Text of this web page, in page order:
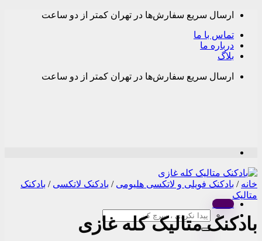
Skip
content
ارسال سریع سفارش‌ها در تهران کمتر از دو ساعت
تماس با ما
درباره ما
بلاگ
ارسال سریع سفارش‌ها در تهران کمتر از دو ساعت
Menu
جستجو
برای:
خانه / بادکنک فویلی و لاتکسی هلیومی / بادکنک لاتکسی / بادکنک
متالیک
بادکنک متالیک کله غازی